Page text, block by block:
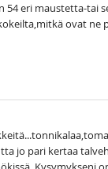
eri maustetta-tai
ovat
jo pari kertaa